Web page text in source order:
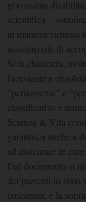
gravissima
scientifica –
in maniera
assistenziale di
Si fa chiarezza,
fuorviante e
“permanente” e
classificativo e
Scienza & Vita
garantisca anche a
ad assicurare le
Dal documento si
dei pazienti in stato
coscienza, e la